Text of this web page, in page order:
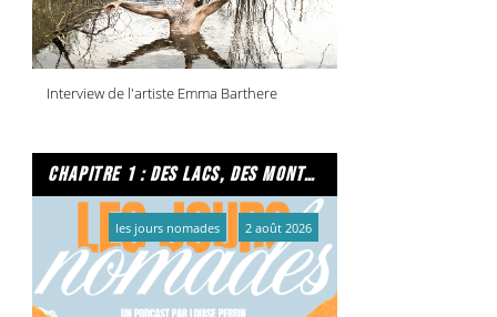
Interview de l'artiste Emma Barthere
chapitre 1 : des lacs, des montagnes et due caffe per favore
les jours nomades 2 août 2026